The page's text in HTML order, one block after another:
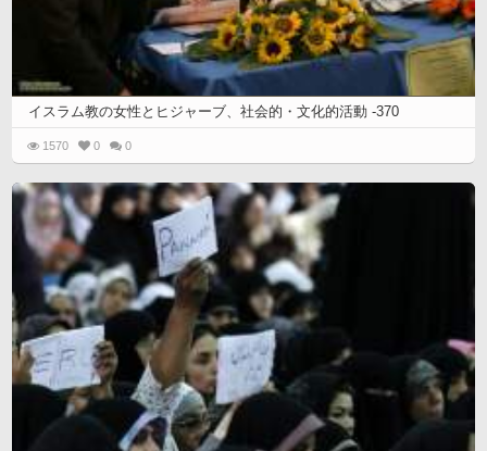
イスラム教の女性とヒジャーブ、社会的・文化的活動 -370
1570 0 0